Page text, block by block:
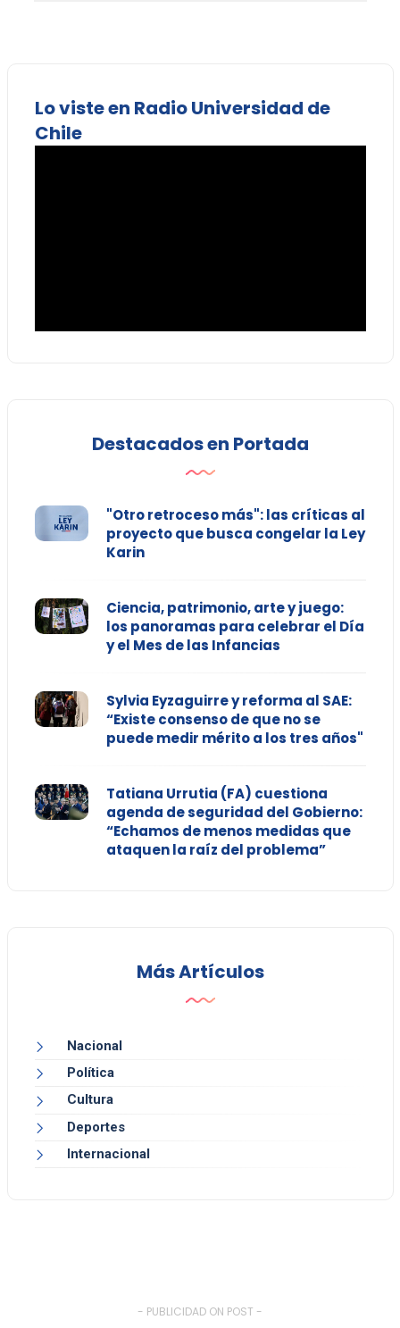
Lo viste en Radio Universidad de
Chile
Destacados en Portada
"Otro retroceso más": las críticas al
proyecto que busca congelar la Ley
Karin
Ciencia, patrimonio, arte y juego:
los panoramas para celebrar el Día
y el Mes de las Infancias
Sylvia Eyzaguirre y reforma al SAE:
“Existe consenso de que no se
puede medir mérito a los tres años"
Tatiana Urrutia (FA) cuestiona
agenda de seguridad del Gobierno:
“Echamos de menos medidas que
ataquen la raíz del problema”
Más Artículos
Nacional
Política
Cultura
Deportes
Internacional
- PUBLICIDAD ON POST -